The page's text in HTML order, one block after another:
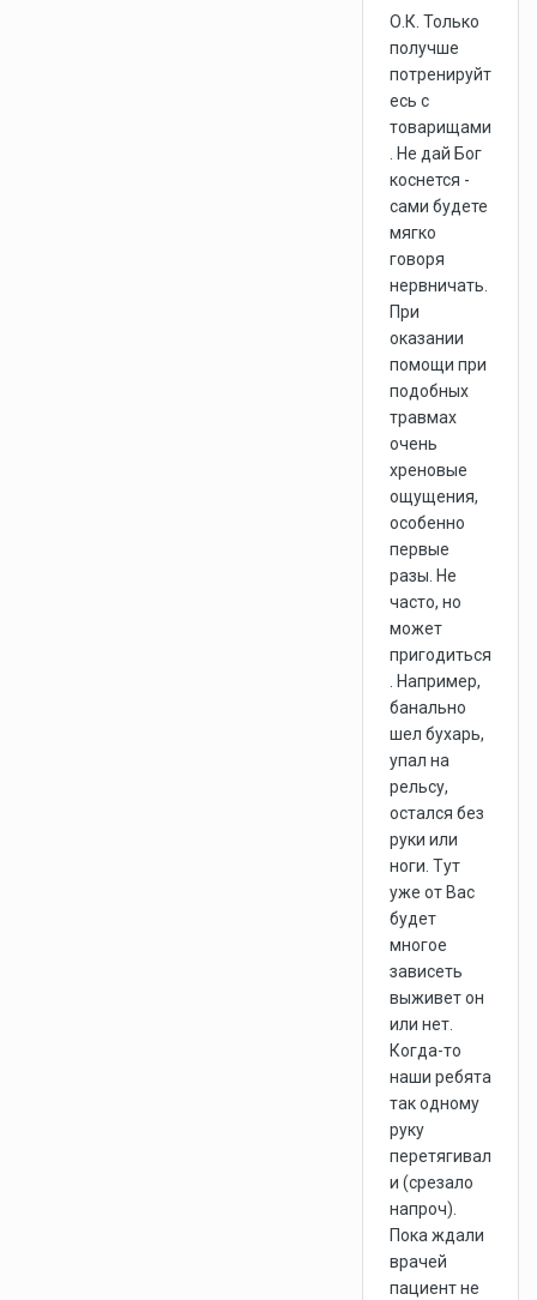
О.К. Только
получше
потренируйт
есь с
товарищами
. Не дай Бог
коснется -
сами будете
мягко
говоря
нервничать.
При
оказании
помощи при
подобных
травмах
очень
хреновые
ощущения,
особенно
первые
разы. Не
часто, но
может
пригодиться
. Например,
банально
шел бухарь,
упал на
рельсу,
остался без
руки или
ноги. Тут
уже от Вас
будет
многое
зависеть
выживет он
или нет.
Когда-то
наши ребята
так одному
руку
перетягивал
и (срезало
напроч).
Пока ждали
врачей
пациент не